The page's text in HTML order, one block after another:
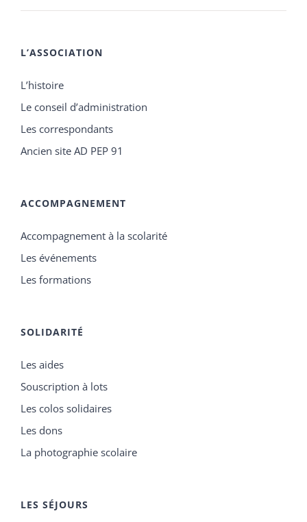
L’ASSOCIATION
L’histoire
Le conseil d’administration
Les correspondants
Ancien site AD PEP 91
ACCOMPAGNEMENT
Accompagnement à la scolarité
Les événements
Les formations
SOLIDARITÉ
Les aides
Souscription à lots
Les colos solidaires
Les dons
La photographie scolaire
LES SÉJOURS